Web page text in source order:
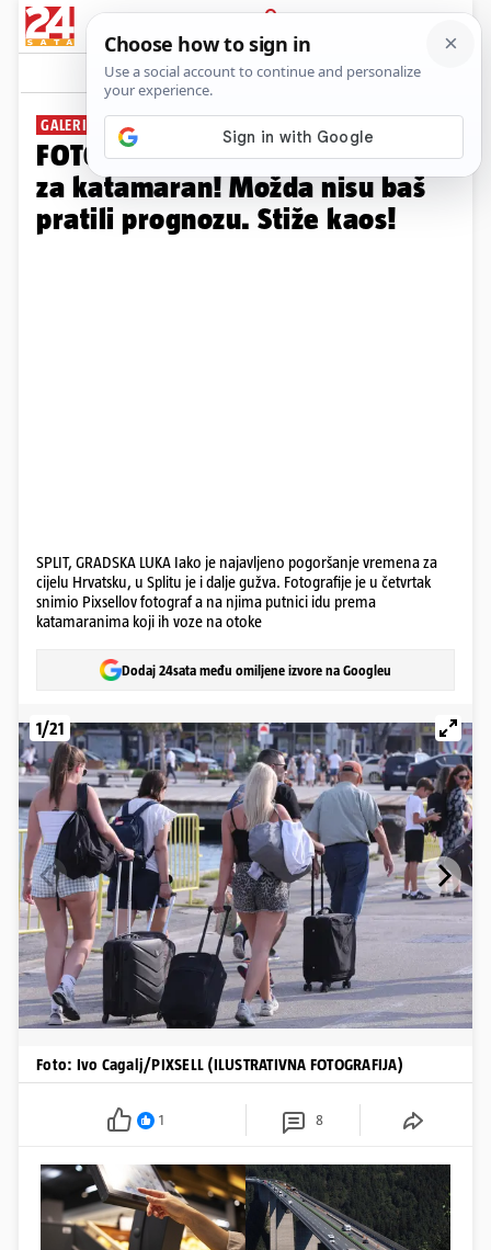
PRIJAVA
Galerija Komentari
GALERIJA
FOTO Pogledajte gužvu u Splitu
za katamaran! Možda nisu baš
pratili prognozu. Stiže kaos!
SPLIT, GRADSKA LUKA Iako je najavljeno pogoršanje vremena za
cijelu Hrvatsku, u Splitu je i dalje gužva. Fotografije je u četvrtak
snimio Pixsellov fotograf a na njima putnici idu prema
katamaranima koji ih voze na otoke
Dodaj 24sata među omiljene izvore na Googleu
1/21
Foto: Ivo Cagalj/PIXSELL (ILUSTRATIVNA FOTOGRAFIJA)
1 8